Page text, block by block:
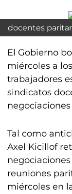
docentes
El Gobierno
miércoles a
trabajadores
sindicatos
Tal como
Axel Kicillof
reuniones
miércoles en